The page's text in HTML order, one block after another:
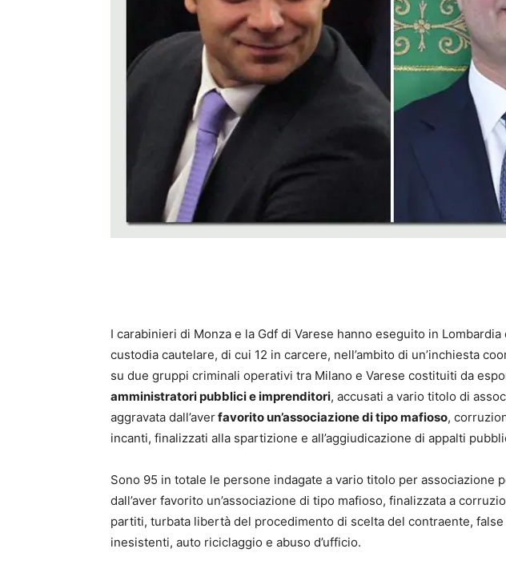
I carabinieri di Monza e la Gdf di Varese hanno eseguito in
custodia cautelare, di cui 12 in carcere, nell’ambito di un’inchiesta
su due gruppi criminali operativi tra Milano e Varese costituiti da
amministratori pubblici e imprenditori, accusati a vario titolo di
aggravata dall’averfavorito un’associazione di tipo mafioso,
incanti, finalizzati alla spartizione e all’aggiudicazione di appalti
Sono 95 in totale le persone indagate a vario titolo per associazione
dall’aver favorito un’associazione di tipo mafioso, finalizzata a
partiti, turbata libertà del procedimento di scelta del contraente,
inesistenti, auto riciclaggio e abuso d’ufficio.